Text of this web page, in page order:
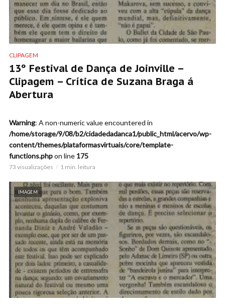
CLIPAGEM
13º Festival de Dança de Joinville –
Clipagem – Crítica de Suzana Braga á
Abertura
Warning: A non-numeric value encountered in
/home/storage/9/08/b2/cidadedadanca1/public_html/acervo/wp-
content/themes/plataformasvirtuais/core/template-
functions.phpon line 175
73 visualizações 1 min. leitura
IMAGEM